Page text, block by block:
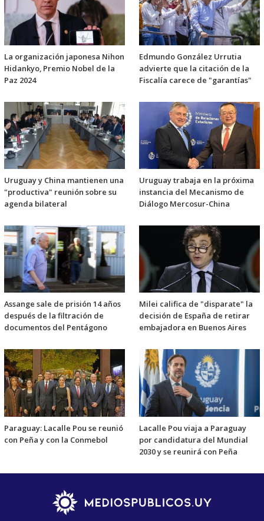
La organización japonesa Nihon
Hidankyo, Premio Nobel de la
Paz 2024
Edmundo González Urrutia
advierte que la citación de la
Fiscalía carece de "garantías"
Uruguay y China mantienen una
"productiva" reunión sobre su
agenda bilateral
Uruguay trabaja en la próxima
instancia del Mecanismo de
Diálogo Mercosur-China
Assange sale de prisión 14 años
después de la filtración de
documentos del Pentágono
Milei califica de "disparate" la
decisión de España de retirar
embajadora en Buenos Aires
Paraguay: Lacalle Pou se reunió
con Peña y con la Conmebol
Lacalle Pou viaja a Paraguay
por candidatura del Mundial
2030 y se reunirá con Peña